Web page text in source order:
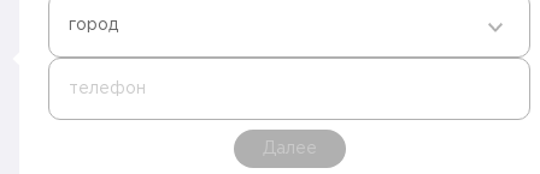
город
телефон
Далее